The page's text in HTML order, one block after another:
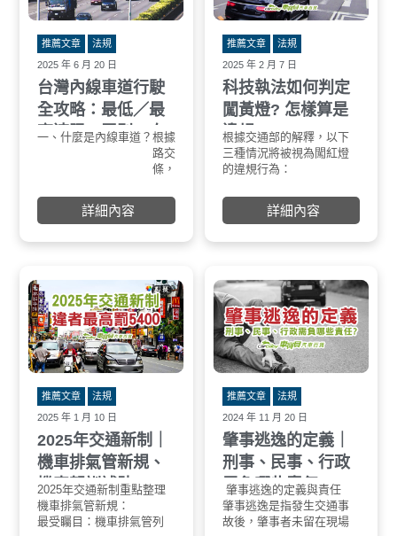
• 路考更加重視
o 轉彎與變換車道前的觀察
o 停讓行人、路口安全判斷
o 實際上路的安全操作
👉 新制重點不再只是會背題庫，而是是否具備實
際上路的安全判斷能力。
________________________________________
二、高齡駕駛換照制度下修
因應高齡化社會，2026 年起高齡換照制度同步調
• 換照年齡由 75 歲下修至 70 歲
o 體能與認知評估
o 相關安全檢測
此制度目的是在保障長者行車安全的同時，也降
________________________________________
三、重大違規罰則加重與回訓機制
2026 年起，針對高風險違規行為，法規方向明顯
趨嚴：
• 無照駕駛罰鍰大幅提高
o 情節嚴重者可達高額罰鍰
o 並可能搭配扣車、扣牌處分
• 重大或重複違規者
o 可能被要求強制參加道路安全回訓課程
o 強化行為矯正與風險認知
👉 未來不只是「罰錢了事」，而是透過制度讓駕
駛真正改善行為。
________________________________________
四、地方政府交通管理新措施（依縣市不同）
除中央法規外，部分縣市也會在 2026 年起實施
地方交通新制，例如：
台灣內線車道行駛
全攻略：最低／最
高速限、罰則一次
2025 年 6 月 20 日
推薦文章 法規
一、什麼是內線車道？根據《高速公路及快速公
路交通管制規則》第 8
條，內線車道為超車道，
提下，可以依照該路段的
最高速限行駛於內線車
在車流順暢時：
外側車道不得低於
低不得低於 90、100
110 km/h
條例》第 63 條，除
外，亦會被記違規分
三、罰鍰金額
詳細內容
科技執法如何判定
闖黃燈? 怎樣算是
違規?
2025 年 2 月 7 日
推薦文章 法規
根據交通部的解釋，以下
三種情況將被視為闖紅燈
的違規行為：
路段。
在繪設路口範圍之路口(如
口，車身已穿越停止線，
而且足以妨害其他方向
人、車通行（如停在行人
穿越道）。
科技執法如何判定闖黃
燈？
科技執法主要透過以下方
式判定車輛是否闖黃燈：
期間進
通過的
怎樣算
造成
黃燈亮
詳細內容
2025年交通新制｜
機車排氣管新規、
機車駕訓補助、
TPASS 2.0
2025 年 1 月 10 日
推薦文章 法規
2025年交通新制重點整理
機車排氣管新規：
最受矚目：機車排氣管列
肇事逃逸的定義｜
刑事、民事、行政
需負哪些責任?
2024 年 11 月 20 日
推薦文章 法規
肇事逃逸的定義與責任
肇事逃逸是指發生交通事
故後，肇事者未留在現場